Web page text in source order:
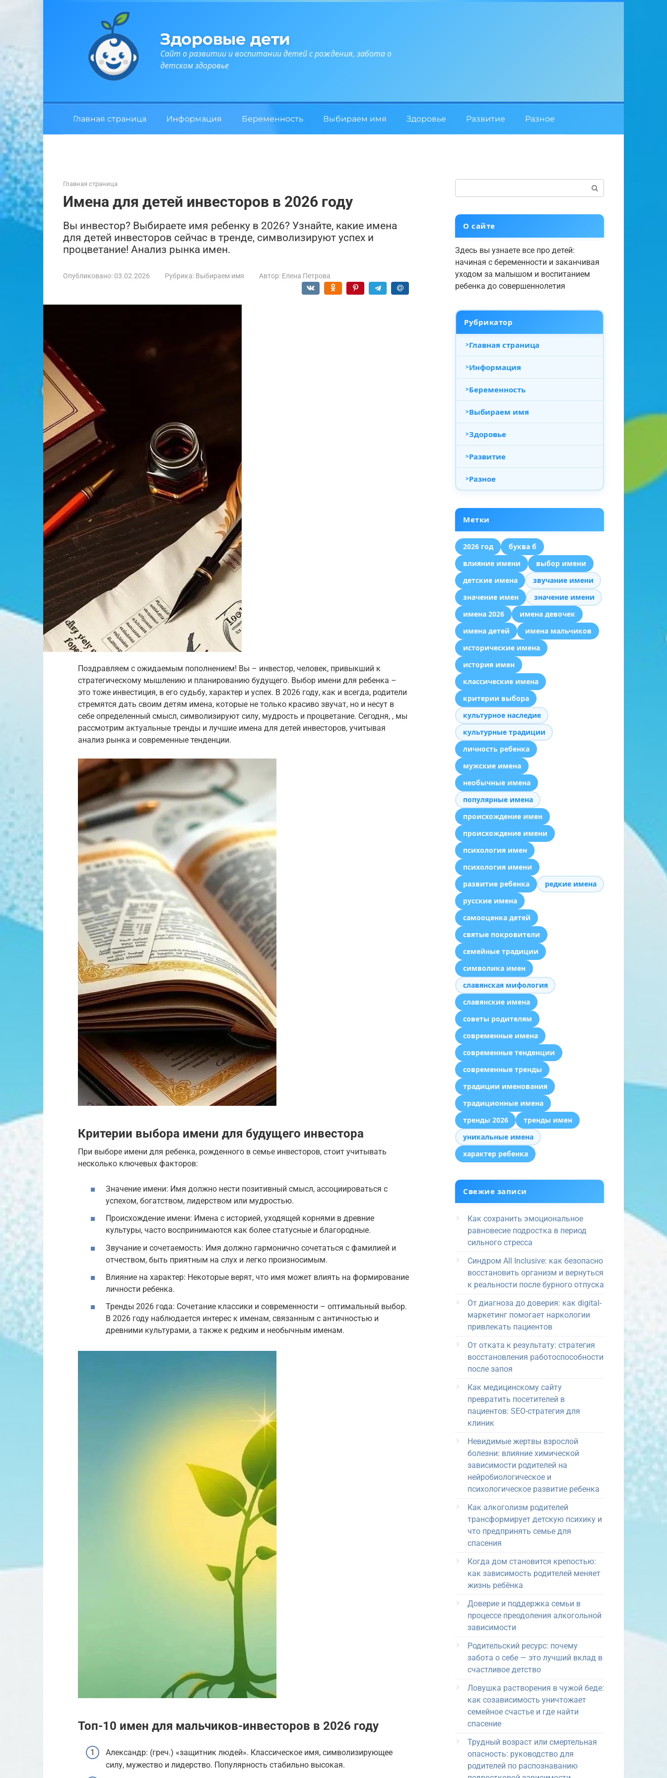
Здоровые дети
Сайт о развитии и воспитании детей с рождения, забота о
детском здоровье
Главная страница Информация Беременность Выбираем имя Здоровье Развитие Разное
Главная страница
Имена для детей инвесторов в 2026 году
Вы инвестор? Выбираете имя ребенку в 2026? Узнайте, какие имена
для детей инвесторов сейчас в тренде, символизируют успех и
процветание! Анализ рынка имен.
Опубликовано: 03.02.2026 Рубрика: Выбираем имя Автор: Елена Петрова
Поздравляем с ожидаемым пополнением! Вы – инвестор, человек, привыкший к
стратегическому мышлению и планированию будущего. Выбор имени для ребенка –
это тоже инвестиция, в его судьбу, характер и успех. В 2026 году, как и всегда, родители
стремятся дать своим детям имена, которые не только красиво звучат, но и несут в
себе определенный смысл, символизируют силу, мудрость и процветание. Сегодня, , мы
рассмотрим актуальные тренды и лучшие имена для детей инвесторов, учитывая
анализ рынка и современные тенденции.
Критерии выбора имени для будущего инвестора
При выборе имени для ребенка, рожденного в семье инвесторов, стоит учитывать
несколько ключевых факторов:
Значение имени: Имя должно нести позитивный смысл, ассоциироваться с
успехом, богатством, лидерством или мудростью.
Происхождение имени: Имена с историей, уходящей корнями в древние
культуры, часто воспринимаются как более статусные и благородные.
Звучание и сочетаемость: Имя должно гармонично сочетаться с фамилией и
отчеством, быть приятным на слух и легко произносимым.
Влияние на характер: Некоторые верят, что имя может влиять на формирование
личности ребенка.
Тренды 2026 года: Сочетание классики и современности – оптимальный выбор.
В 2026 году наблюдается интерес к именам, связанным с античностью и
древними культурами, а также к редким и необычным именам.
Топ-10 имен для мальчиков-инвесторов в 2026 году
Александр: (греч.) «защитник людей». Классическое имя, символизирующее
силу, мужество и лидерство. Популярность стабильно высокая.
О сайте
Здесь вы узнаете все про детей:
начиная с беременности и заканчивая
уходом за малышом и воспитанием
ребенка до совершеннолетия
Рубрикатор
Главная страница
Информация
Беременность
Выбираем имя
Здоровье
Развитие
Разное
Метки
2026 год
буква б
влияние имени
выбор имени
детские имена
звучание имени
значение имен
значение имени
имена 2026
имена девочек
имена детей
имена мальчиков
исторические имена
история имен
классические имена
критерии выбора
культурное наследие
культурные традиции
личность ребенка
мужские имена
необычные имена
популярные имена
происхождение имен
происхождение имени
психология имен
психология имени
развитие ребенка
редкие имена
русские имена
самооценка детей
святые покровители
семейные традиции
символика имен
славянская мифология
славянские имена
советы родителям
современные имена
современные тенденции
современные тренды
традиции именования
традиционные имена
тренды 2026
тренды имен
уникальные имена
характер ребенка
Свежие записи
Как сохранить эмоциональное
равновесие подростка в период
сильного стресса
Синдром All Inclusive: как безопасно
восстановить организм и вернуться
к реальности после бурного отпуска
От диагноза до доверия: как digital-
маркетинг помогает наркологии
привлекать пациентов
От отката к результату: стратегия
восстановления работоспособности
после запоя
Как медицинскому сайту
превратить посетителей в
пациентов: SEO-стратегия для
клиник
Невидимые жертвы взрослой
болезни: влияние химической
зависимости родителей на
нейробиологическое и
психологическое развитие ребенка
Как алкоголизм родителей
трансформирует детскую психику и
что предпринять семье для
спасения
Когда дом становится крепостью:
как зависимость родителей меняет
жизнь ребёнка
Доверие и поддержка семьи в
процессе преодоления алкогольной
зависимости
Родительский ресурс: почему
забота о себе — это лучший вклад в
счастливое детство
Ловушка растворения в чужой беде:
как созависимость уничтожает
семейное счастье и где найти
спасение
Трудный возраст или смертельная
опасность: руководство для
родителей по распознаванию